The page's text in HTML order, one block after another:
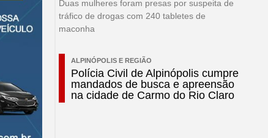
Duas mulheres foram presas por suspeita de
tráfico de drogas com 240 tabletes de
maconha
ALPINÓPOLIS E REGIÃO
Polícia Civil de Alpinópolis cumpre
mandados de busca e apreensão
na cidade de Carmo do Rio Claro